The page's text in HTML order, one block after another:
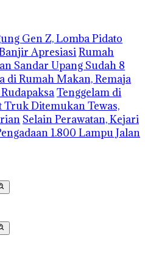
Gen Z, Lomba Pidato
ApresiasiRumah
Sandar Upang Sudah 8
di Rumah Makan, Remaja
Tenggelam di
Truk Ditemukan Tewas,
Selain Perawatan, Kejari
1.800 Lampu Jalan